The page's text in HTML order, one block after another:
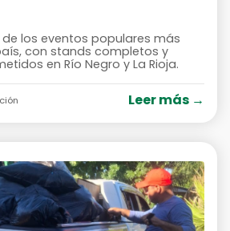
los eventos populares más
con stands completos y
en Río Negro y La Rioja.
Leer más →